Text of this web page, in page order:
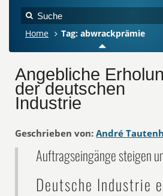
Home Tag: abwrackprämie
Angebliche
der deutschen
Industrie
Geschrieben von: André
Auftragseingänge steigen
Deutsche Industrie